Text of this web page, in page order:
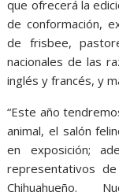
que ofrecerá la
de conformación,
de frisbee,
nacionales de las
inglés y francés, y
“Este año
animal, el salón
en exposición;
representativos de
Chihuahueño.